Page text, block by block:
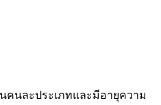
คนละประเภทและมีอายุความ